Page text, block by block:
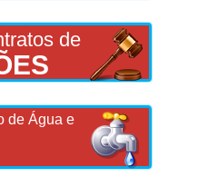
de
de Água e